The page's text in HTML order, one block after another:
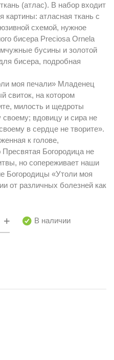
(атлас). В набор входит
картины: атласная ткань с
схемой, нужное
бисера Preciosa Ornela
бусины и золотой
бисера, подробная
моя печали» Младенец
свиток, на котором
милость и щедроты
своему; вдовицу и сира не
в сердце не творите».
к голове,
Пресвятая Богородица не
но сопереживает наши
Богородицы «Утоли моя
от различных болезней как
В наличии